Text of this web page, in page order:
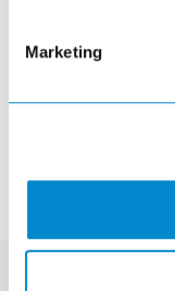
Marketing
visibility
article